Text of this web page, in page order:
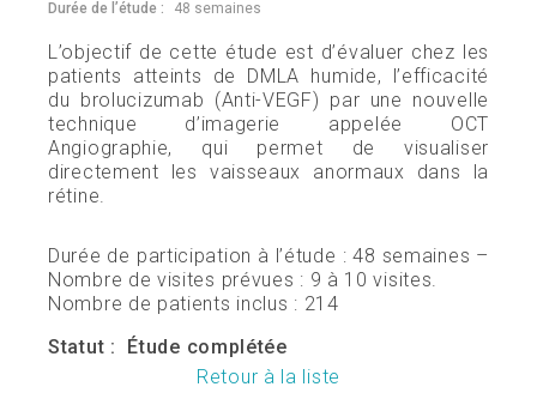
Durée de l’étude :
48 semaines
L’objectif de cette étude est d’évaluer chez les
patients atteints de DMLA humide, l’efficacité
du brolucizumab (Anti-VEGF) par une nouvelle
technique d’imagerie appelée OCT
Angiographie, qui permet de visualiser
directement les vaisseaux anormaux dans la
rétine.
Durée de participation à l’étude : 48 semaines –
Nombre de visites prévues : 9 à 10 visites.
Nombre de patients inclus : 214
Statut :
Étude complétée
Retour à la liste